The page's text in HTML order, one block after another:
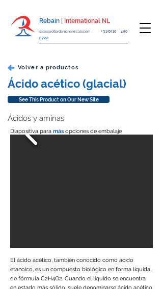
Rebain | International NL
sales@rotterdamchemicals.com+31(0)10 450
8722
Volver a productos
Ácido acético (glacial)
See This Product on Our New Site
Ácidos y aminas
Diapositiva para más opciones de embalaje
El ácido acético, también conocido como ácido
etanoico, es un compuesto biológico en forma líquida,
de fórmula C2H4O2. Cuando el líquido se encuentra